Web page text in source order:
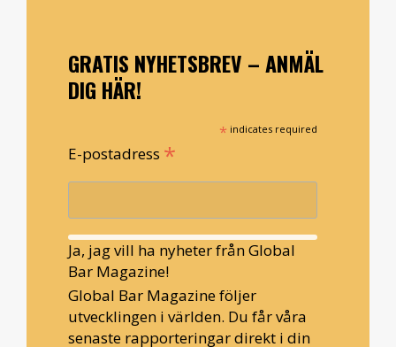
GRATIS NYHETSBREV – ANMÄL
DIG HÄR!
* indicates required
E-postadress *
Ja, jag vill ha nyheter från Global
Bar Magazine!
Global Bar Magazine följer
utvecklingen i världen. Du får våra
senaste rapporteringar direkt i din